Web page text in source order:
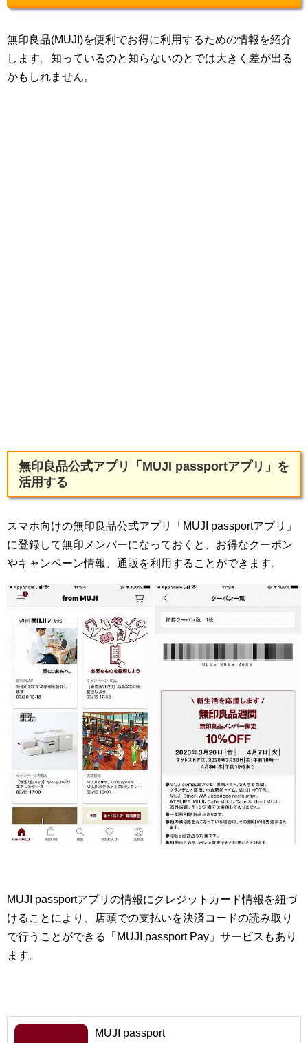
無印良品(MUJI)を便利でお得に利用するための情報を紹介
します。知っているのと知らないのとでは大きく差が出る
かもしれません。
無印良品公式アプリ「MUJI passportアプリ」を
活用する
スマホ向けの無印良品公式アプリ「MUJI passportアプリ」
に登録して無印メンバーになっておくと、お得なクーポン
やキャンペーン情報、通販を利用することができます。
MUJI passportアプリの情報にクレジットカード情報を紐づ
けることにより、店頭での支払いを決済コードの読み取り
で行うことができる「MUJI passport Pay」サービスもあり
ます。
MUJI passport